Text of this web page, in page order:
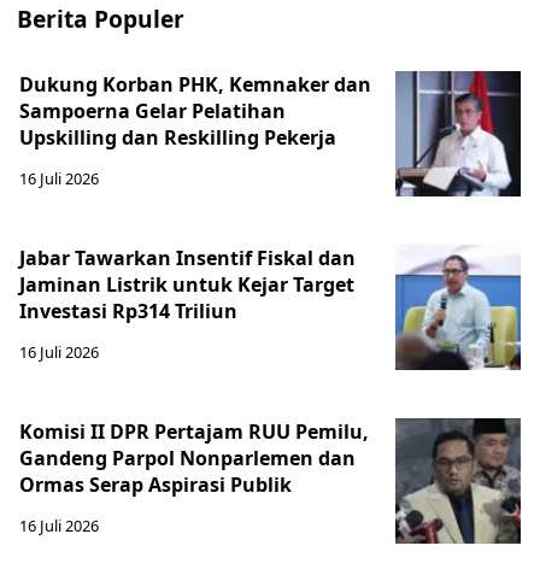
Berita Populer
Dukung Korban PHK, Kemnaker dan
Sampoerna Gelar Pelatihan
Upskilling dan Reskilling Pekerja
16 Juli 2026
Jabar Tawarkan Insentif Fiskal dan
Jaminan Listrik untuk Kejar Target
Investasi Rp314 Triliun
16 Juli 2026
Komisi II DPR Pertajam RUU Pemilu,
Gandeng Parpol Nonparlemen dan
Ormas Serap Aspirasi Publik
16 Juli 2026